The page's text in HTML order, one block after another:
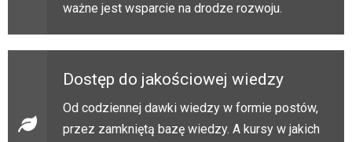
ważne jest wsparcie na drodze rozwoju.
Dostęp do jakościowej wiedzy
Od codziennej dawki wiedzy w formie postów,
przez zamkniętą bazę wiedzy. A kursy w jakich